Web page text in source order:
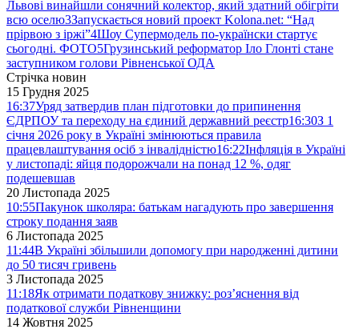
Львові винайшли сонячний колектор, який здатний обігріти
всю оселю3Запускається новий проект Kolona.net: “Над
прірвою з іржі”4Шоу Супермодель по-українски стартує
сьогодні. ФОТО5Грузинський реформатор Іло Глонті стане
заступником голови Рівненської ОДА
Стрічка новин
15 Грудня 2025
16:37Уряд затвердив план підготовки до припинення
ЄДРПОУ та переходу на єдиний державний реєстр16:30З 1
січня 2026 року в Україні змінюються правила
працевлаштування осіб з інвалідністю16:22Інфляція в Україні
у листопаді: яйця подорожчали на понад 12 %, одяг
подешевшав
20 Листопада 2025
10:55Пакунок школяра: батькам нагадують про завершення
строку подання заяв
6 Листопада 2025
11:44В Україні збільшили допомогу при народженні дитини
до 50 тисяч гривень
3 Листопада 2025
11:18Як отримати податкову знижку: роз’яснення від
податкової служби Рівненщини
14 Жовтня 2025